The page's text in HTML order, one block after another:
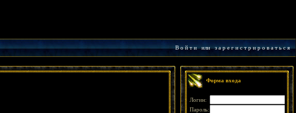
В о й т иилиз а р е г и с т р и р о в а т ь с я
Форма входа
Логин:
Пароль: